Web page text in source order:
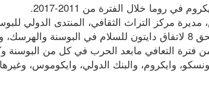
في روما خلال الفترة من 2011-2017.
مركز التراث الثقافي، المنتدى الدولي
كخبيرة رائدة في عملية تنفيذ الملحق 8 لاتفاق دايتون للسلام في البوسنة
فترة التعافي مابعد الحرب في كل من
وايكروم، والبنك الدولي، وايكوموس،